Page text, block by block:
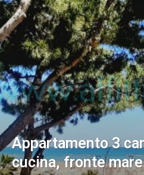
Appartamento 3
cucina, fronte